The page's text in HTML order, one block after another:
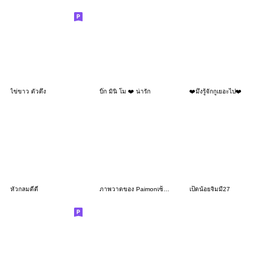
ไข่ขาว ตัวตึง บิ๊ก มินิ โม ❤️ น่ารัก ❤️มึงรู้จักกูเยอะไป❤️
หัวกลมตี๋ตี๋ ภาพวาดของ Paimonเซ็ตที่ 48 เป็ดน้อยจิมมี่27